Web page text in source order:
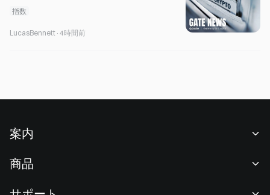
米情報機関が警告
指数
LucasBennett · 4時間前
案内
商品